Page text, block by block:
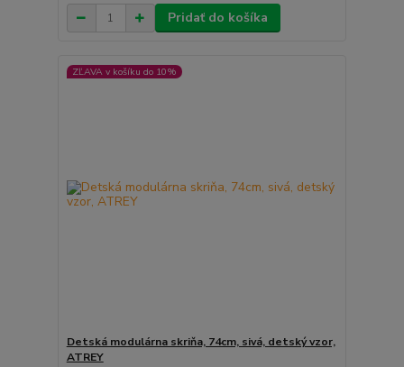
Pridať do košíka
ZĽAVA v košíku do 10%
Detská modulárna skriňa, 74cm, sivá, detský vzor,
ATREY